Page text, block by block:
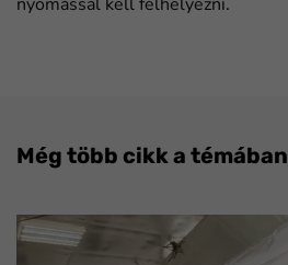
Még több cikk a témában